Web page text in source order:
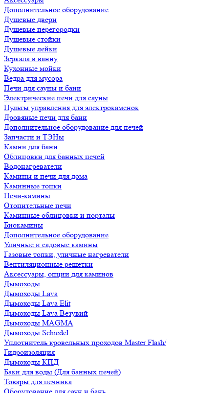
Дополнительное оборудование
Душевые двери
Душевые перегородки
Душевые стойки
Душевые лейки
Зеркала в ванну
Кухонные мойки
Ведра для мусора
Печи для сауны и бани
Электрические печи для сауны
Пульты управления для электрокаменок
Дровяные печи для бани
Дополнительное оборудование для печей
Запчасти и ТЭНы
Камни для бани
Облицовки для банных печей
Водонагреватели
Камины и печи для дома
Каминные топки
Печи-камины
Отопительные печи
Каминные облицовки и порталы
Биокамины
Дополнительное оборудование
Уличные и садовые камины
Газовые топки, уличные нагреватели
Вентиляционные решетки
Аксессуары, опции для каминов
Дымоходы
Дымоходы Lava
Дымоходы Lava Elit
Дымоходы Lava Везувий
Дымоходы MAGMA
Дымоходы Schiedel
Уплотнитель кровельных проходов Master Flash/
Гидроизоляция
Дымоходы КПД
Баки для воды (Для банных печей)
Товары для печника